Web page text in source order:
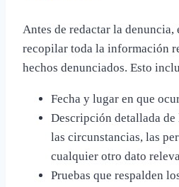
Antes de redactar la denuncia,
recopilar toda la información
hechos denunciados. Esto
Fecha y lugar en que
Descripción detallada
las circunstancias, las
cualquier otro dato
Pruebas que respalden